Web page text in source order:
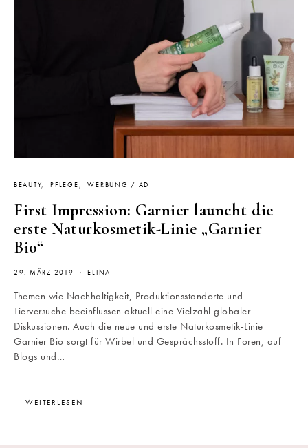
BEAUTY PFLEGE WERBUNG / AD
First Impression: Garnier launcht die
erste Naturkosmetik-Linie „Garnier
Bio“
29. MÄRZ 2019 ELINA
Themen wie Nachhaltigkeit, Produktionsstandorte und
Tierversuche beeinflussen aktuell eine Vielzahl globaler
Diskussionen. Auch die neue und erste Naturkosmetik-Linie
Garnier Bio sorgt für Wirbel und Gesprächsstoff. In Foren, auf
Blogs und…
WEITERLESEN